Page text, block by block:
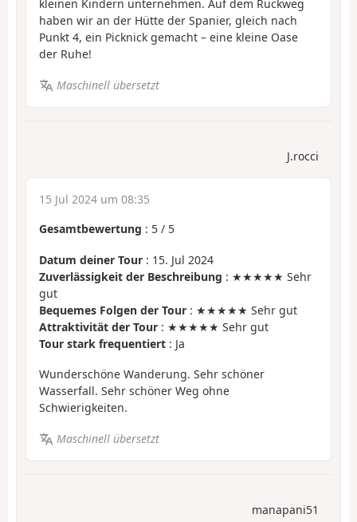
kleinen Kindern unternehmen. Auf dem Rückweg
haben wir an der Hütte der Spanier, gleich nach
Punkt 4, ein Picknick gemacht – eine kleine Oase
der Ruhe!
Maschinell übersetzt
J.rocci
15 Jul 2024 um 08:35
Gesamtbewertung : 5 / 5
Datum deiner Tour : 15. Jul 2024
Zuverlässigkeit der Beschreibung : ★★★★★ Sehr
gut
Bequemes Folgen der Tour : ★★★★★ Sehr gut
Attraktivität der Tour : ★★★★★ Sehr gut
Tour stark frequentiert : Ja
Wunderschöne Wanderung. Sehr schöner
Wasserfall. Sehr schöner Weg ohne
Schwierigkeiten.
Maschinell übersetzt
manapani51